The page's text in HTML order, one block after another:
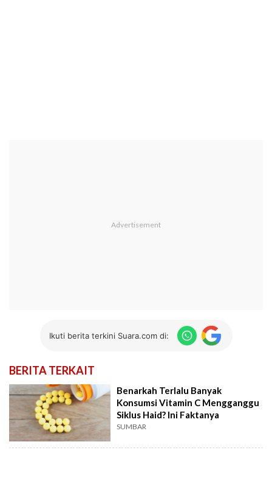
Ikuti berita terkini Suara.com di:
BERITA TERKAIT
Benarkah Terlalu Banyak
Konsumsi Vitamin C Mengganggu
Siklus Haid? Ini Faktanya
SUMBAR